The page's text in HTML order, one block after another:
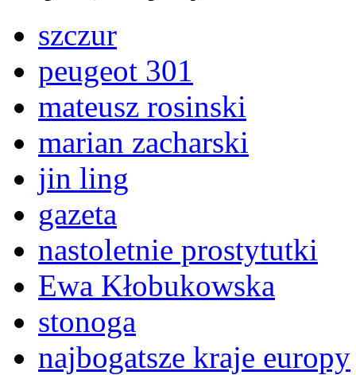
szczur
peugeot 301
mateusz rosinski
marian zacharski
jin ling
gazeta
nastoletnie prostytutki
Ewa Kłobukowska
stonoga
najbogatsze kraje europy